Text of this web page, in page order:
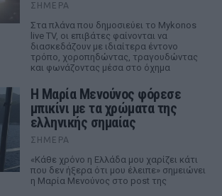
ΣΉΜΕΡΑ
Στα πλάνα που δημοσιεύει το Mykonos
live TV, οι επιβάτες φαίνονται να
διασκεδάζουν με ιδιαίτερα έντονο
τρόπο, χοροπηδώντας, τραγουδώντας
και φωνάζοντας μέσα στο όχημα
Η Μαρία Μενούνος φόρεσε
μπικίνι με τα χρώματα της
ελληνικής σημαίας
ΣΉΜΕΡΑ
«Κάθε χρόνο η Ελλάδα μου χαρίζει κάτι
που δεν ήξερα ότι μου έλειπε» σημειώνει
η Μαρία Μενούνος στο post της